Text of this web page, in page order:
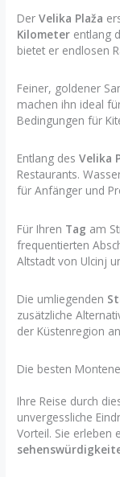
DerVelika Plaža
Kilometer entlang
bietet er endlosen
Feiner, goldener
machen ihn ideal
Bedingungen für
Entlang desVelika
Restaurants.
für Anfänger und
Für Ihren Tag am
frequentierten
Altstadt von Ulcinj
Die umliegenden
zusätzliche
der Küstenregion
Die besten
Ihre Reise durch
unvergessliche
Vorteil. Sie erleben